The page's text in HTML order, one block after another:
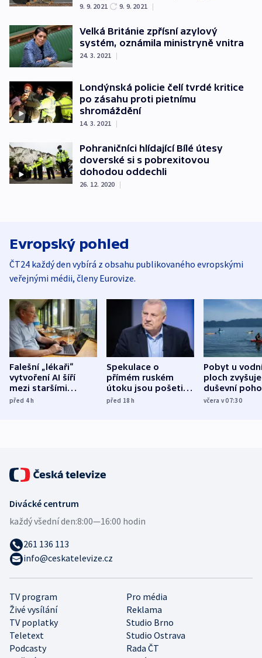
9. 9. 2021 9. 9. 2021 |
Velká Británie zpřísní azylový
systém, oznámila ministryně vnitra
24. 3. 2021 |
Londýnská policie čelí tvrdé kritice
po zásahu proti pietnímu
shromáždění
14. 3. 2021 |
Pohraničníci hlídající Bílé útesy
doverské si s pobrexitovou
dohodou oddechli
26. 12. 2020 |
Evropský pohled
ČT24 každý den vybírá z obsahu publikovaného evropskými
veřejnými médii, členy Eurovize.
Falešní „lékaři“
vytvoření AI šíří
mezi staršími
Poláky nebezpečné
před 4h
Spekulace o
přímém ruském
útoku jsou pošetilé,
míní estonský
před 18h
Pobyt u
ploch zvyšuje
duševní
ukázala
včera v 07:30
TV program
Pro média
Živé vysílání
Reklama
TV poplatky
Studio Brno
Teletext
Studio Ostrava
Podcasty
Rada ČT
Divácké centrum
každý všední den:8:00—16:00 hodin
261 136 113
info@ceskatelevize.cz